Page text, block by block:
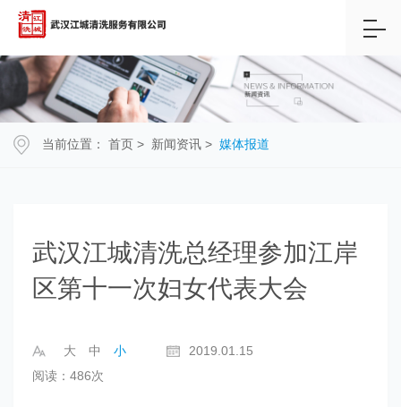
当前位置： 首页 > 新闻资讯 > 媒体报道
武汉江城清洗总经理参加江岸
区第十一次妇女代表大会
大 中 小
2019.01.15
阅读：486次